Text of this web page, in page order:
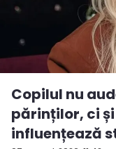
Copilul nu
părinților, ci
influențează